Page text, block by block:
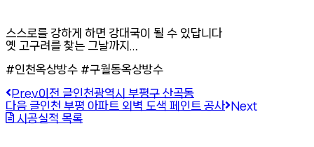
스스로를 강하게 하면 강대국이 될 수 있답니다
옛 고구려를 찾는 그날까지…
#인천옥상방수 #구월동옥상방수
Prev이전 글인천광역시 부평구 산곡동
다음 글인천 부평 아파트 외벽 도색 페인트 공사 Next
시공실적 목록